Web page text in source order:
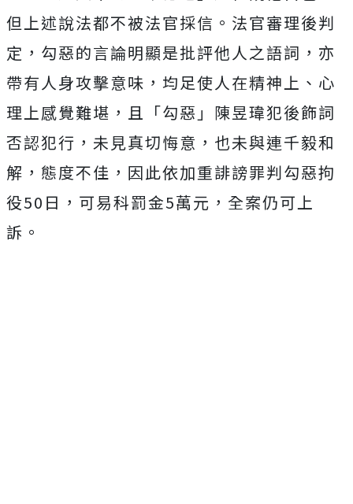
但上述說法都不被法官採信。法官審理後判
定，勾惡的言論明顯是批評他人之語詞，亦
帶有人身攻擊意味，均足使人在精神上、心
理上感覺難堪，且「勾惡」陳昱瑋犯後飾詞
否認犯行，未見真切悔意，也未與連千毅和
解，態度不佳，因此依加重誹謗罪判勾惡拘
役50日，可易科罰金5萬元，全案仍可上
訴。